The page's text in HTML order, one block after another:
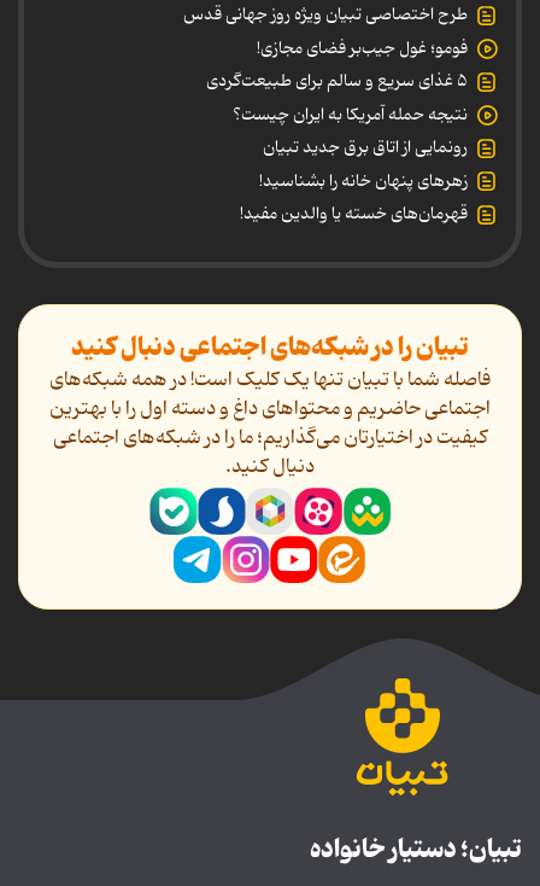
طرح اختصاصی تبیان ویژه روز جهانی قدس
فومو؛ غول جیب‌بر فضای مجازی!
۵ غذای سریع و سالم برای طبیعت‌گردی
نتیجه حمله آمریکا به ایران چیست؟
رونمایی از اتاق برق جدید تبیان
زهرهای پنهان خانه را بشناسید!
قهرمان‌های خسته یا والدین مفید!
تبیان را در شبکه‌های اجتماعی دنبال کنید
فاصله شما با تبیان تنها یک کلیک است! در همه شبکه‌های
اجتماعی حاضریم و محتواهای داغ و دسته اول را با بهترین
کیفیت در اختیارتان می‌گذاریم؛ ما را در شبکه‌های اجتماعی
دنیال کنید.
تبیان؛ دستیار خانواده